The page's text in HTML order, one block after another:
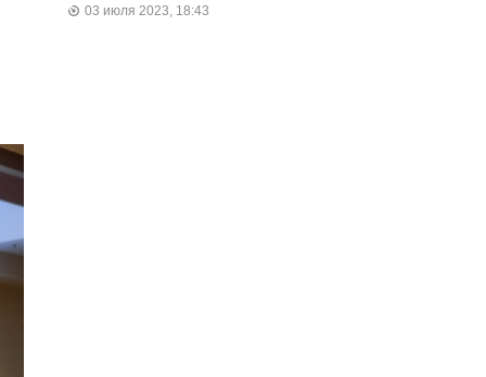
03 июля 2023, 18:43